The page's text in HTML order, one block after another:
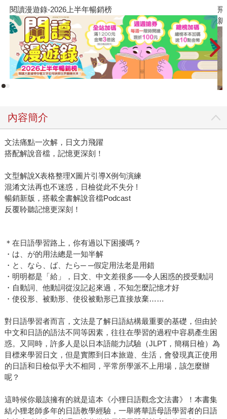
閱讀漫遊錄-2026上半年暢銷榜
飛
新
內容簡介
文法痛點一次解，日文力飛躍
搭配解說音檔，記憶更深刻！
文型解說X表格整理X圖片引導X例句演練
混淆文法再也不迷惑，日檢從此不失分 !
暢銷新版，搭載全書解說音檔Podcast
反覆聆聽記憶更深刻！
＊在日語學習路上，你有過以下困擾嗎？
・は、が的用法總是一知半解
・と、なら、ば、たら─ ─假定用法老是用錯
・明明都是「給」，日文、中文差很多──令人困惑的授受動詞
・自動詞、他動詞從沒記起來過，不知怎麼記憶才好
・使役形、被動形、使役被動形已直接放棄……
對日語學習者而言，文法是了解日語結構最重要的基礎，但由於
中文和日語的語法不同等因素，往往在學習的過程中容易產生困
惑。又同時，許多人是以日本語能力試驗（JLPT，簡稱日檢）為
目標來學習日文，但是實際到日本旅遊、生活，會發現真正使用
的日語和日檢似乎大不相同，平常所學派不上用場，該怎麼辦
呢？
這時候你最該擁有的就是這本《小狸日語觀念文法書》！本書集
結小狸老師多年的日語教學經驗，一舉將華語母語學習者的日語